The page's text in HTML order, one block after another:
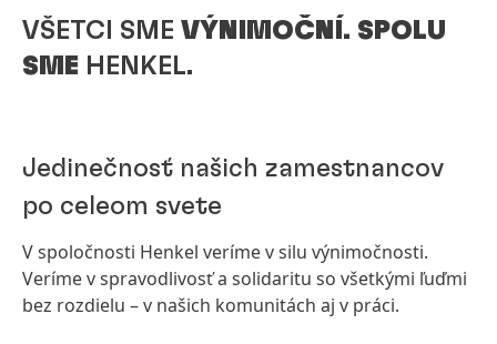
VŠETCI SME VÝNIMOČNÍ. SPOLU
SME HENKEL.
Jedinečnosť našich zamestnancov
po celeom svete
V spoločnosti Henkel veríme v silu výnimočnosti.
Veríme v spravodlivosť a solidaritu so všetkými ľuďmi
bez rozdielu – v našich komunitách aj v práci.